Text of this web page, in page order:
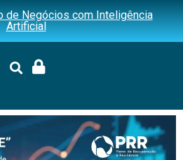
de Negócios com Inteligência
Artificial
Outubro,